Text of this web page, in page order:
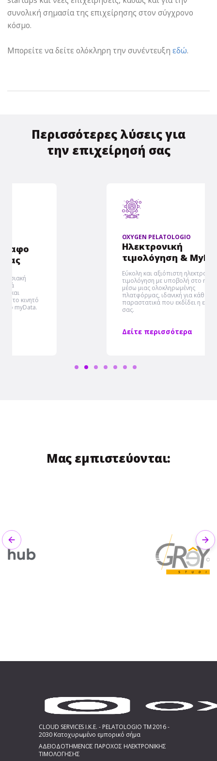
συνολική σημασία της επιχείρησης στον σύγχρονο
κόσμο.
Μπορείτε να δείτε ολόκληρη την συνέντευξη εδώ.
Περισσότερες λύσεις για
την επιχείρησή σας
τιμολόγηση & MyData
Εύκολη και αξιόπιστη ηλεκτρονική
τιμολόγηση με υποβολή στο myDATA
μέσω μιας ολοκληρωμένης
πλατφόρμας, ιδανική για κάθε είδους
παραστατικά που εκδίδει η επιχείρηση
Δείτε περισσότερα
Μας εμπιστεύονται:
Previous
CLOUD SERVICES I.K.E. - PELATOLOGIO TM 2016 -
2030 Κατοχυρωμένο εμπορικό σήμα
ΑΔΕΙΟΔΟΤΗΜΕΝΟΣ ΠΑΡΟΧΟΣ ΗΛΕΚΤΡΟΝΙΚΗΣ
ΤΙΜΟΛΟΓΗΣΗΣ